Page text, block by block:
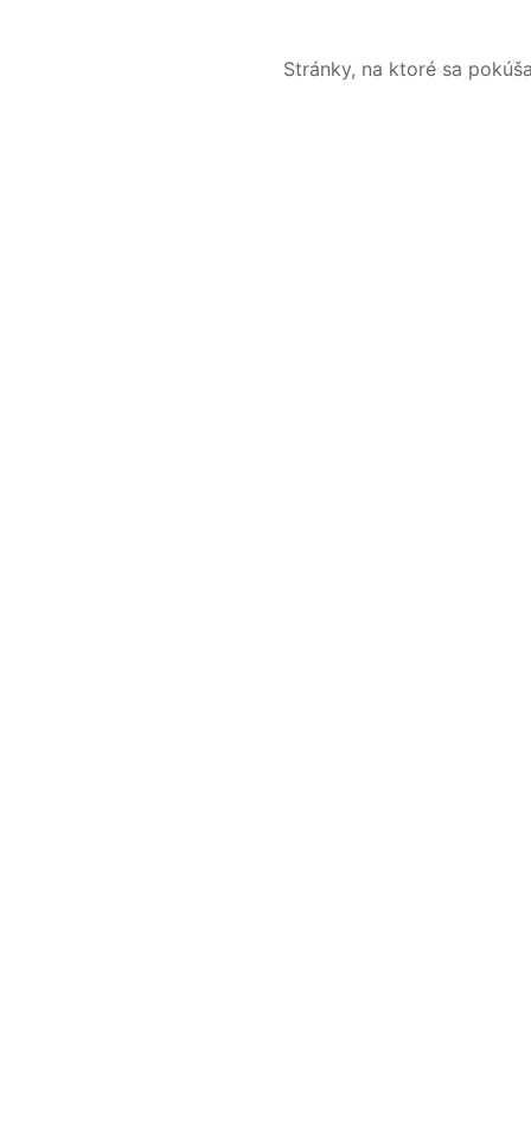
Stránky, na ktoré sa